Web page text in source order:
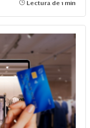
Lectura de 1 min